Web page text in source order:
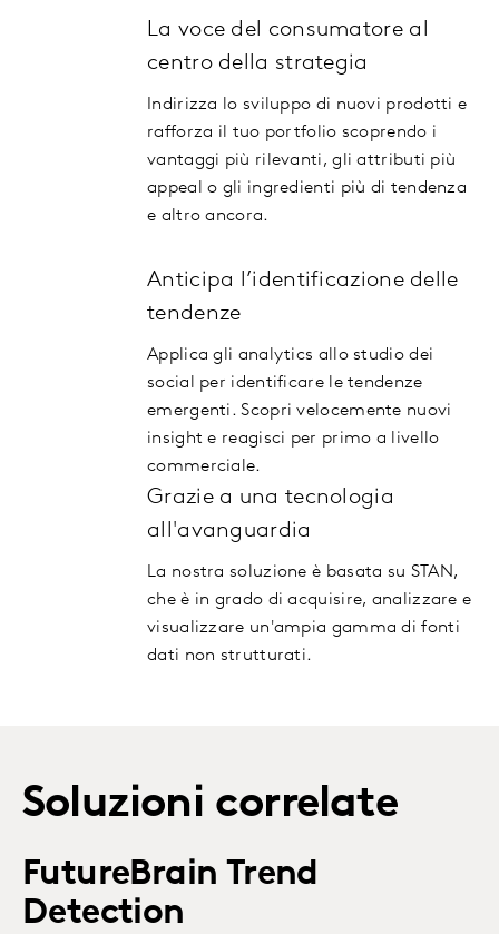
La voce del consumatore al
centro della strategia
Indirizza lo sviluppo di nuovi prodotti e
rafforza il tuo portfolio scoprendo i
vantaggi più rilevanti, gli attributi più
appeal o gli ingredienti più di tendenza
e altro ancora.
Anticipa l’identificazione delle
tendenze
Applica gli analytics allo studio dei
social per identificare le tendenze
emergenti. Scopri velocemente nuovi
insight e reagisci per primo a livello
commerciale.
Grazie a una tecnologia
all'avanguardia
La nostra soluzione è basata su STAN,
che è in grado di acquisire, analizzare e
visualizzare un'ampia gamma di fonti
dati non strutturati.
Soluzioni correlate
FutureBrain Trend
Detection